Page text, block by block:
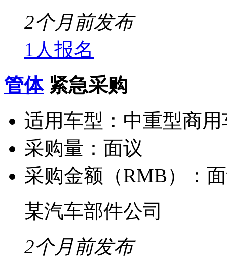
2个月前发布
1人报名
管体 紧急采购
适用车型： 中重型商
采购量： 面议
采购金额（RMB）：
某汽车部件公司
2个月前发布